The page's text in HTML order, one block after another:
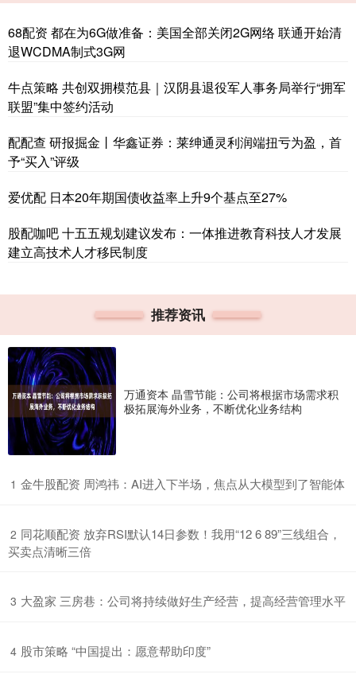
68配资 都在为6G做准备：美国全部关闭2G网络 联通开始清
退WCDMA制式3G网
牛点策略 共创双拥模范县｜汉阴县退役军人事务局举行“拥军
联盟”集中签约活动
配配查 研报掘金丨华鑫证券：莱绅通灵利润端扭亏为盈，首
予“买入”评级
爱优配 日本20年期国债收益率上升9个基点至27%
股配咖吧 十五五规划建议发布：一体推进教育科技人才发展
建立高技术人才移民制度
推荐资讯
万通资本 晶雪节能：公司将根据市场需求积
极拓展海外业务，不断优化业务结构
1 ​金牛股配资 周鸿祎：AI进入下半场，焦点从大模型到了智能体
2 ​同花顺配资 放弃RSI默认14日参数！我用“12 6 89”三线组合，
买卖点清晰三倍
3 ​大盈家 三房巷：公司将持续做好生产经营，提高经营管理水平
4 ​股市策略 “中国提出：愿意帮助印度”